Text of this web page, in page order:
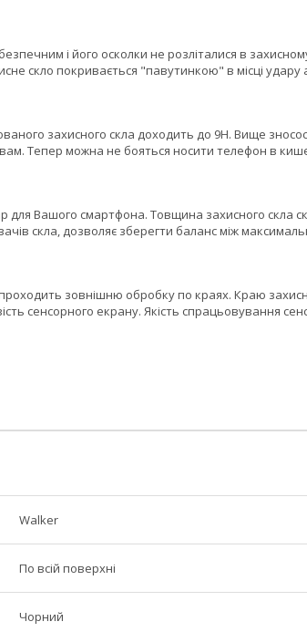
і його осколки не розліталися в
скло покривається "павутинкою" в місці удару
захисного скла доходить до 9H. Вище
Тепер можна не бояться носити телефон в
Вашого смартфона. Товщина захисного скла
скла, дозволяє зберегти баланс між
зовнішню обробку по краях. Краю
сенсорного екрану. Якість спрацьовування
Walker
По всій поверхні
Чорний